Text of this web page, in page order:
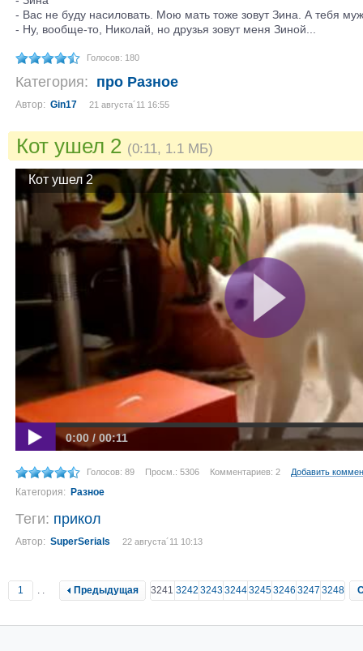
- Вас не буду насиловать. Мою мать тоже зовут Зина. А тебя
- Ну, вообще-то, Николай, но друзья зовут меня Зиной...
Голосов: 180
Категория: про Разное
Автор: Gin17 21 августа´11 16:55
Кот ушел 2 (0:11, 1.1 МБ)
Кот ушел 2
0:00 / 00:11
Голосов: 89 Просм.: 5306 Комментариев: 2 Добавить
Категория: Разное
Теги: прикол
Автор: SuperSerials 22 августа´11 10:13
1 Предыдущая 3241 3242 3243324432453246 3247 3248